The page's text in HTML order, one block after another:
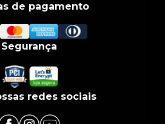
de pagamento
Segurança
redes sociais